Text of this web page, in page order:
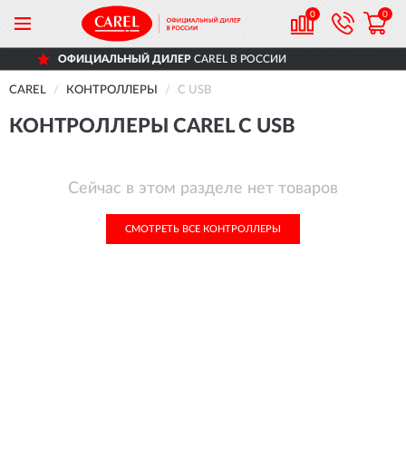
0 0
ОФИЦИАЛЬНЫЙ ДИЛЕРCAREL В РОССИИ
CAREL КОНТРОЛЛЕРЫ С USB
КОНТРОЛЛЕРЫ CAREL С USB
Сейчас в этом разделе нет товаров
СМОТРЕТЬ ВСЕ КОНТРОЛЛЕРЫ